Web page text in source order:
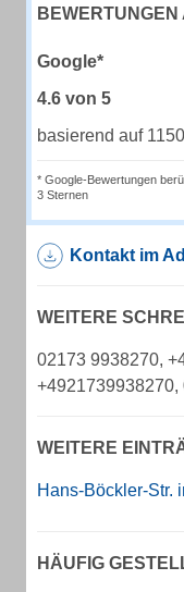
Google*
4.6 von 5
basierend auf
* Google-Bewertungen
3 Sternen
Kontakt im
WEITERE
02173 9938270,
WEITERE
Hans-Böckler-Str.
HÄUFIG